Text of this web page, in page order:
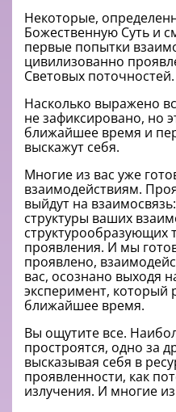
Некоторые,
Божественную Суть и
первые попытки
цивилизованно
Световых поточностей.
Насколько выражено
не зафиксировано, но
ближайшее время и
выскажут себя.
Многие из вас уже
взаимодействиям.
выйдут на
структуры ваших
структурообразующих
проявления. И мы
проявлено,
вас, осознано выходя
эксперимент, который
ближайшее время.
Вы ощутите все.
простроятся, одно за
высказывая себя в
проявленности, как
излучения. И многие